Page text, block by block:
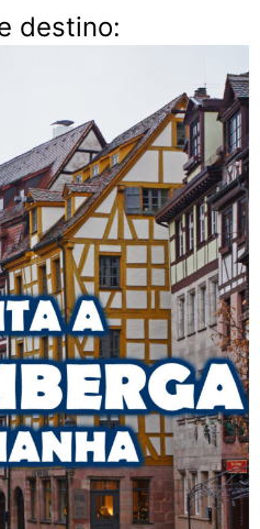
destino: